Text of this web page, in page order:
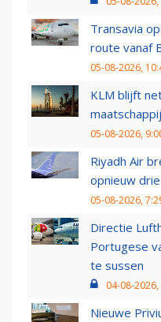
Transavia
route vanaf
05-08-2026,
KLM blijft
05-08-2026,
Riyadh Air
opnieuw
05-08-2026,
Directie
Portugese
te sussen
04-08-2026,
Nieuwe